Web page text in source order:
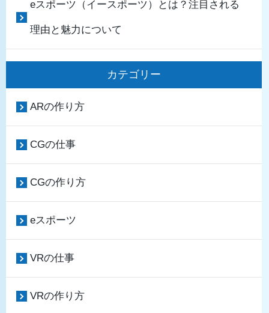
eスポーツ（イースポーツ）とは？注目される
理由と魅力について
カテゴリー
ARの作り方
CGの仕事
CGの作り方
eスポーツ
VRの仕事
VRの作り方